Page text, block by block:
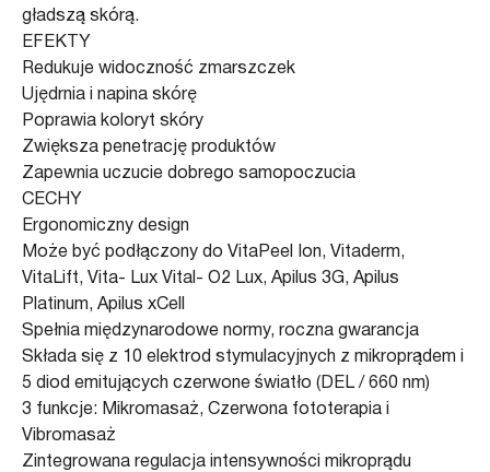
gładszą skórą.
EFEKTY
Redukuje widoczność zmarszczek
Ujędrnia i napina skórę
Poprawia koloryt skóry
Zwiększa penetrację produktów
Zapewnia uczucie dobrego samopoczucia
CECHY
Ergonomiczny design
Może być podłączony do VitaPeel Ion, Vitaderm,
VitaLift, Vita- Lux Vital- O2 Lux, Apilus 3G, Apilus
Platinum, Apilus xCell
Spełnia międzynarodowe normy, roczna gwarancja
Składa się z 10 elektrod stymulacyjnych z mikroprądem i
5 diod emitujących czerwone światło (DEL / 660 nm)
3 funkcje: Mikromasaż, Czerwona fototerapia i
Vibromasaż
Zintegrowana regulacja intensywności mikroprądu